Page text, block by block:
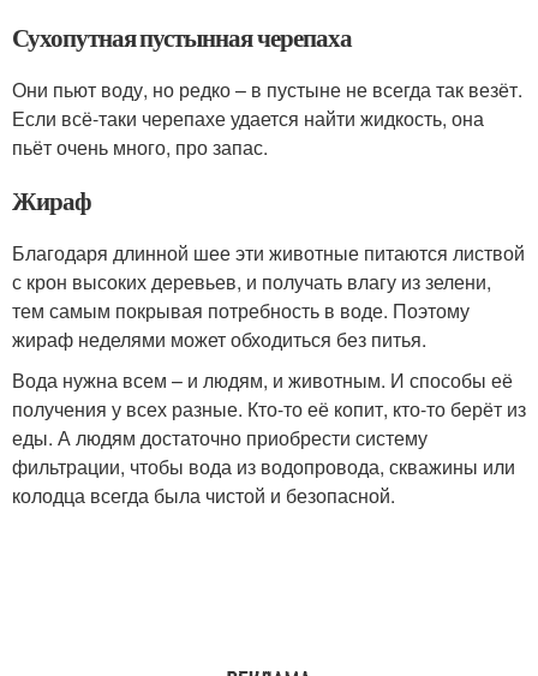
Сухопутная пустынная черепаха
Они пьют воду, но редко – в пустыне не всегда так везёт.
Если всё-таки черепахе удается найти жидкость, она
пьёт очень много, про запас.
Жираф
Благодаря длинной шее эти животные питаются листвой
с крон высоких деревьев, и получать влагу из зелени,
тем самым покрывая потребность в воде. Поэтому
жираф неделями может обходиться без питья.
Вода нужна всем – и людям, и животным. И способы её
получения у всех разные. Кто-то её копит, кто-то берёт из
еды. А людям достаточно приобрести систему
фильтрации, чтобы вода из водопровода, скважины или
колодца всегда была чистой и безопасной.